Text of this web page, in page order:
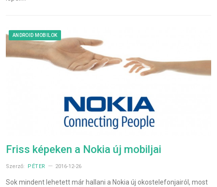
ANDROID MOBILOK
Friss képeken a Nokia új mobiljai
Szerző: PÉTER 2016-12-26
Sok mindent lehetett már hallani a Nokia új okostelefonjairól, most